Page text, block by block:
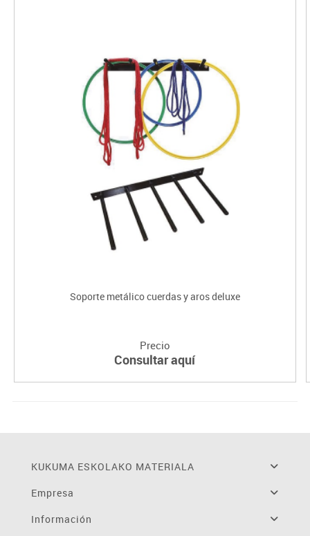
Soporte metálico cuerdas y aros deluxe
Precio
Consultar aquí
KUKUMA ESKOLAKO MATERIALA
Empresa
Información